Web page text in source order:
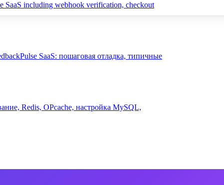
SaaS including webhook verification, checkout
SaaS: пошаговая отладка, типичные
Redis, OPcache, настройка MySQL,